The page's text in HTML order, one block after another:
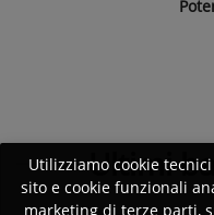
Ultimi
Utilizziamo cookie
sito e cookie funzionali
marketing di terze parti,